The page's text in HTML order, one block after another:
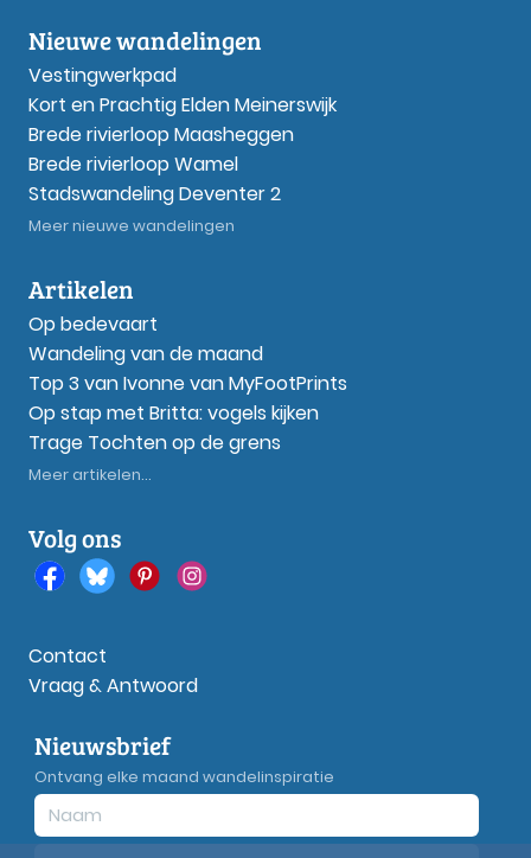
Nieuwe wandelingen
Vestingwerkpad
Kort en Prachtig Elden Meinerswijk
Brede rivierloop Maasheggen
Brede rivierloop Wamel
Stadswandeling Deventer 2
Meer nieuwe wandelingen
Artikelen
Op bedevaart
Wandeling van de maand
Top 3 van Ivonne van MyFootPrints
Op stap met Britta: vogels kijken
Trage Tochten op de grens
Meer artikelen...
Volg ons
Contact
Vraag & Antwoord
Nieuwsbrief
Ontvang elke maand wandelinspiratie